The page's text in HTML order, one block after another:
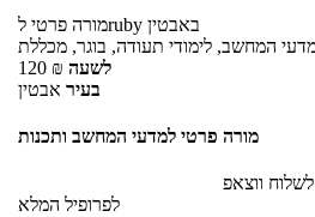
מורה פרטילruby באבטין
120 ₪ לשעה
בעיר אבטין
מורה פרטי למדעי המחשב ותכנות
לשלוח ווצאפ
לפרופיל המלא